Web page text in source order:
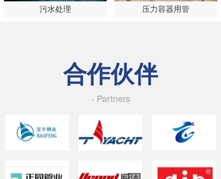
污水处理 压力容器用管
合作伙伴
- Partners